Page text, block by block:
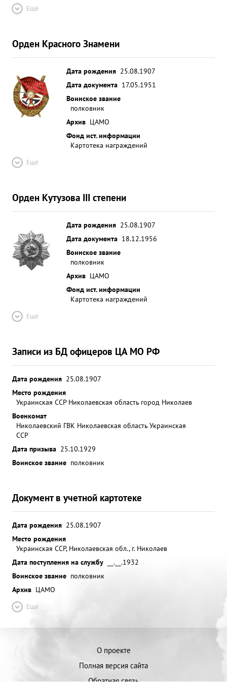
Ещё
Орден Красного Знамени
Дата рождения 25.08.1907
Дата документа 17.05.1951
Воинское звание
полковник
Архив ЦАМО
Фонд ист. информации
Картотека награждений
Ещё
Орден Кутузова III степени
Дата рождения 25.08.1907
Дата документа 18.12.1956
Воинское звание
полковник
Архив ЦАМО
Фонд ист. информации
Картотека награждений
Ещё
Записи из БД офицеров ЦА МО РФ
Дата рождения 25.08.1907
Место рождения
Украинская ССР Николаевская область город Николаев
Военкомат
Николаевский ГВК Николаевская область Украинская
ССР
Дата призыва 25.10.1929
Воинское звание полковник
Документ в учетной картотеке
Дата рождения 25.08.1907
Место рождения
Украинская ССР, Николаевская обл., г. Николаев
Дата поступления на службу
__.__.1932
Воинское звание полковник
Архив ЦАМО
Ещё
О проекте
Полная версия сайта